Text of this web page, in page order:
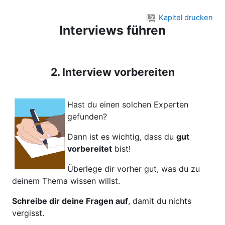
Kapitel drucken
Interviews führen
2. Interview vorbereiten
Hast du einen solchen Experten
gefunden?
Dann ist es wichtig, dass du gut
vorbereitet bist!
Überlege dir vorher gut, was du zu
deinem Thema wissen willst.
Schreibe dir deine Fragen auf, damit du nichts
vergisst.